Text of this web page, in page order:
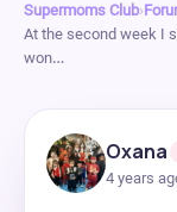
Supermoms Club›
At the second week I
won…
Oxana
4 years